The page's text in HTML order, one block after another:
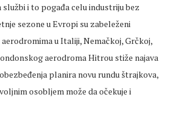
i to pogađa celu industriju bez
sezone u Evropi su zabeleženi
u Italiji, Nemačkoj, Grčkoj,
aerodroma Hitrou stiže najava
planira novu rundu štrajkova,
osobljem može da očekuje i